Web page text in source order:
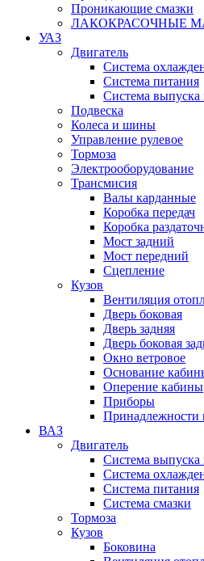
Проникающие смазки
ЛАКОКРАСОЧНЫЕ
УАЗ
Двигатель
Система
Система питания
Система выпуска
Подвеска
Колеса и шины
Управление рулевое
Тормоза
Электрооборудование
Трансмисия
Валы карданные
Коробка передач
Коробка
Мост задний
Мост передний
Сцепление
Кузов
Вентиляция
Дверь боковая
Дверь задняя
Дверь боковая
Окно ветровое
Основание
Оперение кабины
Приборы
Принадлежности
ВАЗ
Двигатель
Система выпуска
Система
Система питания
Система смазки
Тормоза
Кузов
Боковина